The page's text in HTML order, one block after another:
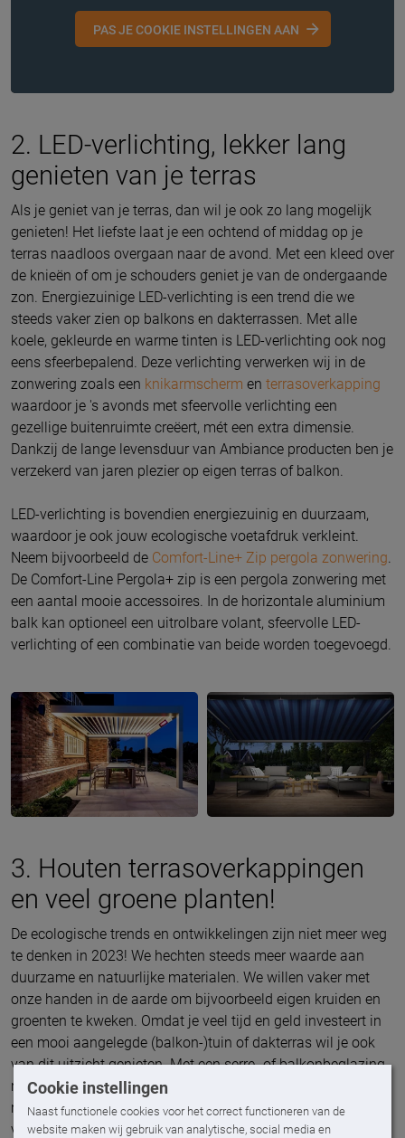
Cookie instellingen
Naast functionele cookies voor het correct functioneren van de
website maken wij gebruik van analytische, social media en
PAS JE COOKIE INSTELLINGEN AAN
2. LED-verlichting, lekker lang
genieten van je terras
Als je geniet van je terras, dan wil je ook zo lang mogelijk
genieten! Het liefste laat je een ochtend of middag op je
terras naadloos overgaan naar de avond. Met een kleed over
de knieën of om je schouders geniet je van de ondergaande
zon. Energiezuinige LED-verlichting is een trend die we
steeds vaker zien op balkons en dakterrassen. Met alle
koele, gekleurde en warme tinten is LED-verlichting ook nog
eens sfeerbepalend. Deze verlichting verwerken wij in de
zonwering zoals een knikarmscherm en terrasoverkapping
waardoor je 's avonds met sfeervolle verlichting een
gezellige buitenruimte creëert, mét een extra dimensie.
Dankzij de lange levensduur van Ambiance producten ben je
verzekerd van jaren plezier op eigen terras of balkon.
LED-verlichting is bovendien energiezuinig en duurzaam,
waardoor je ook jouw ecologische voetafdruk verkleint.
Neem bijvoorbeeld de Comfort-Line+ Zip pergola zonwering.
De Comfort-Line Pergola+ zip is een pergola zonwering met
een aantal mooie accessoires. In de horizontale aluminium
balk kan optioneel een uitrolbare volant, sfeervolle LED-
verlichting of een combinatie van beide worden toegevoegd.
3. Houten terrasoverkappingen
en veel groene planten!
De ecologische trends en ontwikkelingen zijn niet meer weg
te denken in 2023! We hechten steeds meer waarde aan
duurzame en natuurlijke materialen. We willen vaker met
onze handen in de aarde om bijvoorbeeld eigen kruiden en
groenten te kweken. Omdat je veel tijd en geld investeert in
een mooi aangelegde (balkon-)tuin of dakterras wil je ook
van dit uitzicht genieten. Met een serre- of balkonbeglazing
maak je een perfecte tuinkamer. Met houten
moestuinbakken en de keuze voor een houten pergola
voldoe je helemaal aan de derde en laatste trend van dit